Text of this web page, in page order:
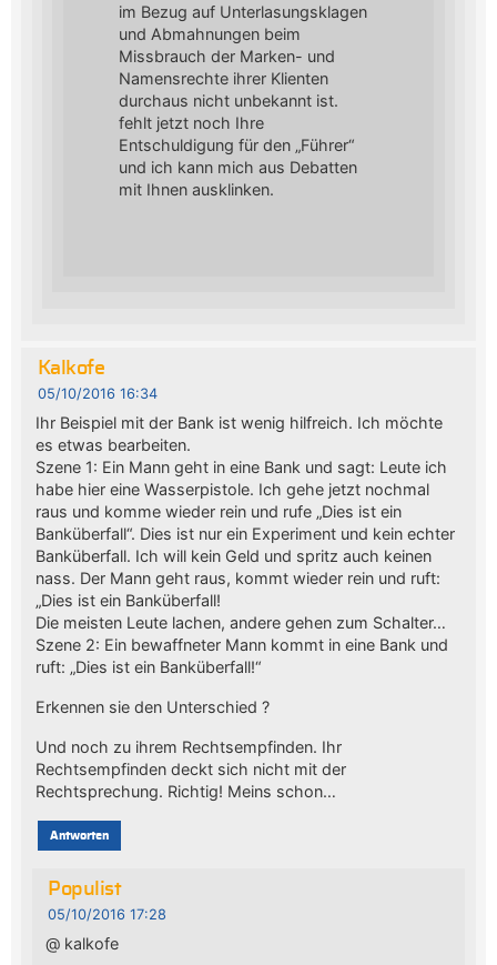
im Bezug auf Unterlasungsklagen
und Abmahnungen beim
Missbrauch der Marken- und
Namensrechte ihrer Klienten
durchaus nicht unbekannt ist.
fehlt jetzt noch Ihre
Entschuldigung für den „Führer“
und ich kann mich aus Debatten
mit Ihnen ausklinken.
Kalkofe
05/10/2016 16:34
Ihr Beispiel mit der Bank ist wenig hilfreich. Ich möchte
es etwas bearbeiten.
Szene 1: Ein Mann geht in eine Bank und sagt: Leute ich
habe hier eine Wasserpistole. Ich gehe jetzt nochmal
raus und komme wieder rein und rufe „Dies ist ein
Banküberfall“. Dies ist nur ein Experiment und kein echter
Banküberfall. Ich will kein Geld und spritz auch keinen
nass. Der Mann geht raus, kommt wieder rein und ruft:
„Dies ist ein Banküberfall!
Die meisten Leute lachen, andere gehen zum Schalter…
Szene 2: Ein bewaffneter Mann kommt in eine Bank und
ruft: „Dies ist ein Banküberfall!“
Erkennen sie den Unterschied ?
Und noch zu ihrem Rechtsempfinden. Ihr
Rechtsempfinden deckt sich nicht mit der
Rechtsprechung. Richtig! Meins schon…
Antworten
Populist
05/10/2016 17:28
@ kalkofe